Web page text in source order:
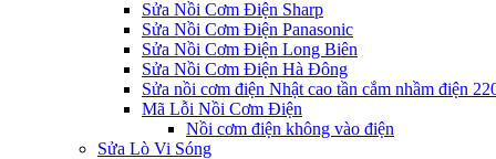
Sửa Nồi Cơm Điện Sharp
Sửa Nồi Cơm Điện Panasonic
Sửa Nồi Cơm Điện Long Biên
Sửa Nồi Cơm Điện Hà Đông
Sửa nồi cơm điện Nhật cao tần cắm nhầm điện
Mã Lỗi Nồi Cơm Điện
Nồi cơm điện không vào điện
Sửa Lò Vi Sóng